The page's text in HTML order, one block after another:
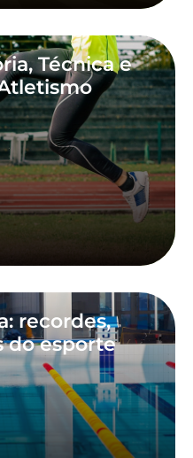
Técnica e
recordes,
do esporte